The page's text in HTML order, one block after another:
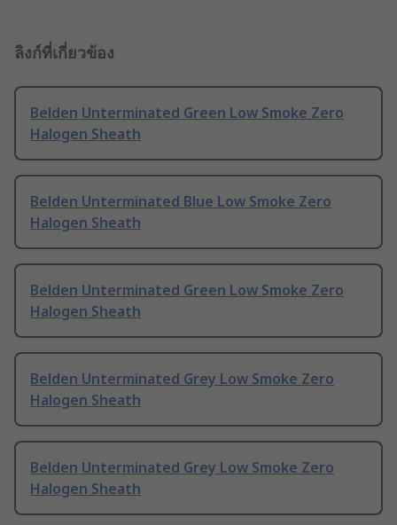
ลิงก์ที่เกี่ยวข้อง
Belden Unterminated Green Low Smoke Zero
Halogen Sheath
Belden Unterminated Blue Low Smoke Zero
Halogen Sheath
Belden Unterminated Green Low Smoke Zero
Halogen Sheath
Belden Unterminated Grey Low Smoke Zero
Halogen Sheath
Belden Unterminated Grey Low Smoke Zero
Halogen Sheath